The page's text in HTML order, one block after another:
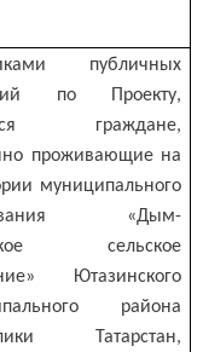
публичных
по Проекту,
граждане,
проживающие на
муниципального
«Дым-
сельское
Ютазинского
района
Татарстан,